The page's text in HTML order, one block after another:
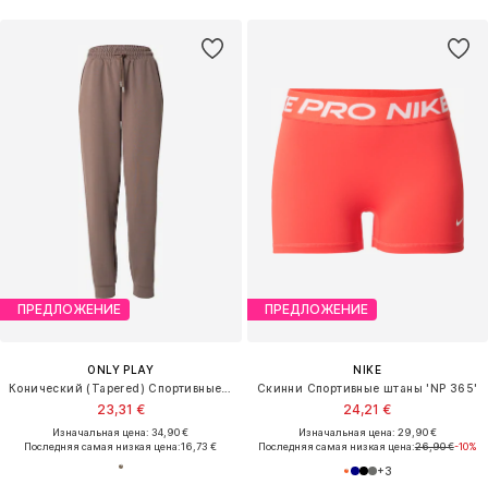
ПРЕДЛОЖЕНИЕ
ONLY PLAY
23,31 €
Изначальная цена: 34,90 €
Последняя самая низкая цена:16,73 €
ПРЕДЛОЖЕНИЕ
NIKE
Скинни Спортивные штаны 'NP 365'
24,21 €
Изначальная цена: 29,90 €
Последняя самая низкая цена:26,90 €-10%
+3